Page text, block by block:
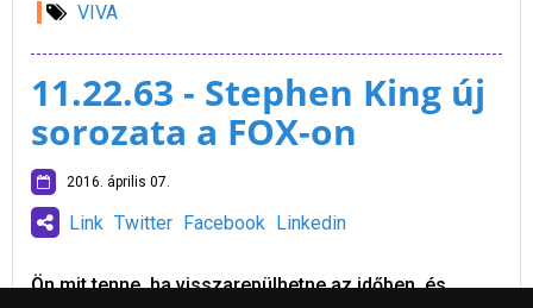
VIVA
11.22.63 - Stephen King új
sorozata a FOX-on
2016. április 07.
Link Twitter Facebook Linkedin
Ön mit tenne, ha visszarepülhetne az időben, és